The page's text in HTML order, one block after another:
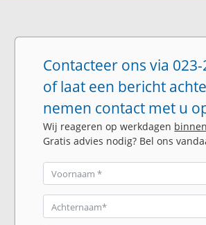
Contacteer ons via
of laat een bericht
nemen contact met u
Wij reageren op werkdagen
Gratis advies nodig? Bel ons